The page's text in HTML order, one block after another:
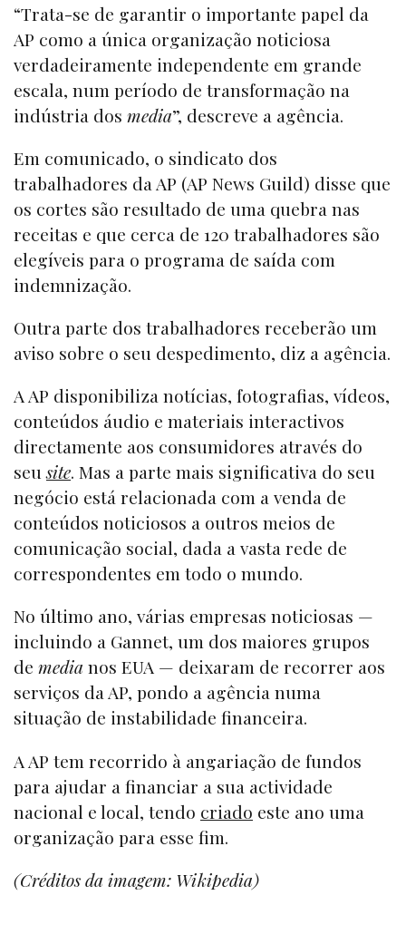
“Trata-se de garantir o importante papel da
AP como a única organização noticiosa
verdadeiramente independente em grande
escala, num período de transformação na
indústria dos media”, descreve a agência.
Em comunicado, o sindicato dos
trabalhadores da AP (AP News Guild) disse que
os cortes são resultado de uma quebra nas
receitas e que cerca de 120 trabalhadores são
elegíveis para o programa de saída com
indemnização.
Outra parte dos trabalhadores receberão um
aviso sobre o seu despedimento, diz a agência.
A AP disponibiliza notícias, fotografias, vídeos,
conteúdos áudio e materiais interactivos
directamente aos consumidores através do
seusite. Mas a parte mais significativa do seu
negócio está relacionada com a venda de
conteúdos noticiosos a outros meios de
comunicação social, dada a vasta rede de
correspondentes em todo o mundo.
No último ano, várias empresas noticiosas —
incluindo a Gannet, um dos maiores grupos
de media nos EUA — deixaram de recorrer aos
serviços da AP, pondo a agência numa
situação de instabilidade financeira.
A AP tem recorrido à angariação de fundos
para ajudar a financiar a sua actividade
nacional e local, tendo criado este ano uma
organização para esse fim.
(Créditos da imagem: Wikipedia)